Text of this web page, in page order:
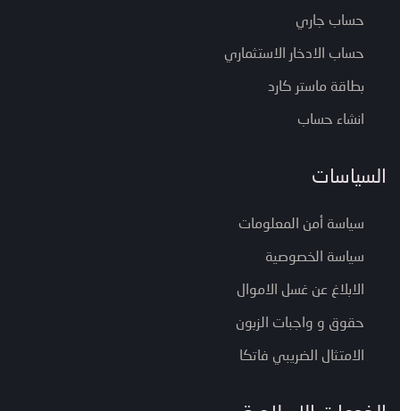
حساب جاري
حساب الادخار الاستثماري
بطاقة ماستر كارد
انشاء حساب
السياسات
سياسة أمن المعلومات
سياسة الخصوصية
الابلاغ عن غسل الاموال
حقوق و واجبات الزبون
الامتثال الضريبي فاتكا